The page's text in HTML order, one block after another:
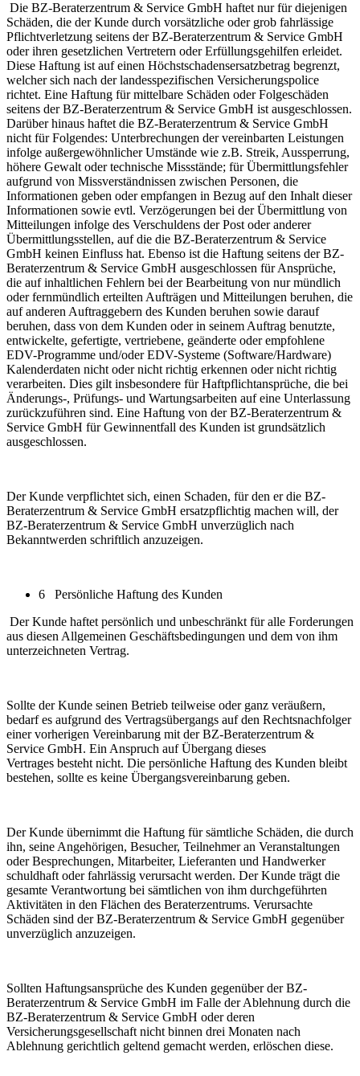
Die BZ-Beraterzentrum & Service GmbH haftet nur für diejenigen
Schäden, die der Kunde durch vorsätzliche oder grob fahrlässige
Pflichtverletzung seitens der BZ-Beraterzentrum & Service GmbH
oder ihren gesetzlichen Vertretern oder Erfüllungsgehilfen erleidet.
Diese Haftung ist auf einen Höchstschadensersatzbetrag begrenzt,
welcher sich nach der landesspezifischen Versicherungspolice
richtet. Eine Haftung für mittelbare Schäden oder Folgeschäden
seitens der BZ-Beraterzentrum & Service GmbH ist ausgeschlossen.
Darüber hinaus haftet die BZ-Beraterzentrum & Service GmbH
nicht für Folgendes: Unterbrechungen der vereinbarten Leistungen
infolge außergewöhnlicher Umstände wie z.B. Streik, Aussperrung,
höhere Gewalt oder technische Missstände; für Übermittlungsfehler
aufgrund von Missverständnissen zwischen Personen, die
Informationen geben oder empfangen in Bezug auf den Inhalt dieser
Informationen sowie evtl. Verzögerungen bei der Übermittlung von
Mitteilungen infolge des Verschuldens der Post oder anderer
Übermittlungsstellen, auf die die BZ-Beraterzentrum & Service
GmbH keinen Einfluss hat. Ebenso ist die Haftung seitens der BZ-
Beraterzentrum & Service GmbH ausgeschlossen für Ansprüche,
die auf inhaltlichen Fehlern bei der Bearbeitung von nur mündlich
oder fernmündlich erteilten Aufträgen und Mitteilungen beruhen, die
auf anderen Auftraggebern des Kunden beruhen sowie darauf
beruhen, dass von dem Kunden oder in seinem Auftrag benutzte,
entwickelte, gefertigte, vertriebene, geänderte oder empfohlene
EDV-Programme und/oder EDV-Systeme (Software/Hardware)
Kalenderdaten nicht oder nicht richtig erkennen oder nicht richtig
verarbeiten. Dies gilt insbesondere für Haftpflichtansprüche, die bei
Änderungs-, Prüfungs- und Wartungsarbeiten auf eine Unterlassung
zurückzuführen sind. Eine Haftung von der BZ-Beraterzentrum &
Service GmbH für Gewinnentfall des Kunden ist grundsätzlich
ausgeschlossen.
Der Kunde verpflichtet sich, einen Schaden, für den er die BZ-
Beraterzentrum & Service GmbH ersatzpflichtig machen will, der
BZ-Beraterzentrum & Service GmbH unverzüglich nach
Bekanntwerden schriftlich anzuzeigen.
6 Persönliche Haftung des Kunden
Der Kunde haftet persönlich und unbeschränkt für alle Forderungen
aus diesen Allgemeinen Geschäftsbedingungen und dem von ihm
unterzeichneten Vertrag.
Sollte der Kunde seinen Betrieb teilweise oder ganz veräußern,
bedarf es aufgrund des Vertragsübergangs auf den Rechtsnachfolger
einer vorherigen Vereinbarung mit der BZ-Beraterzentrum &
Service GmbH. Ein Anspruch auf Übergang dieses
Vertrages besteht nicht. Die persönliche Haftung des Kunden bleibt
bestehen, sollte es keine Übergangsvereinbarung geben.
Der Kunde übernimmt die Haftung für sämtliche Schäden, die durch
ihn, seine Angehörigen, Besucher, Teilnehmer an Veranstaltungen
oder Besprechungen, Mitarbeiter, Lieferanten und Handwerker
schuldhaft oder fahrlässig verursacht werden. Der Kunde trägt die
gesamte Verantwortung bei sämtlichen von ihm durchgeführten
Aktivitäten in den Flächen des Beraterzentrums. Verursachte
Schäden sind der BZ-Beraterzentrum & Service GmbH gegenüber
unverzüglich anzuzeigen.
Sollten Haftungsansprüche des Kunden gegenüber der BZ-
Beraterzentrum & Service GmbH im Falle der Ablehnung durch die
BZ-Beraterzentrum & Service GmbH oder deren
Versicherungsgesellschaft nicht binnen drei Monaten nach
Ablehnung gerichtlich geltend gemacht werden, erlöschen diese.